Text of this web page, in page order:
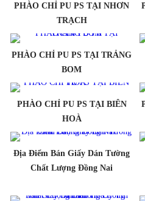
PHÀO CHỈ PU PS TẠI NHƠN
TRẠCH
PHÀO CHỈ PU PS TẠI TRẢNG
BOM
PHÀO CHỈ PU PS TẠI BIÊN
HOÀ
Địa Điểm Bán Giấy Dán Tường
Chất Lượng Đồng Nai